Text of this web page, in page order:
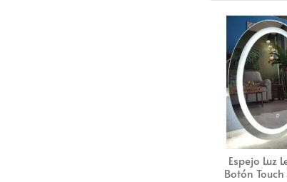
Espejo Luz
Botón